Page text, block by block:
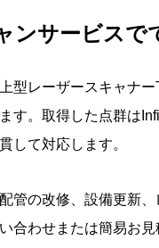
ンサービスで
型レーザースキャナ
す。取得した点群は
して対応します。
管の改修、設備更新
合わせまたは簡易お見